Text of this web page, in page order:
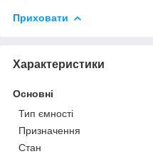
Приховати
Характеристики
Основні
Тип ємності
Призначення
Стан